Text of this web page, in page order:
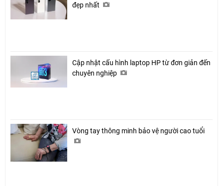
đẹp nhất
Cập nhật cấu hình laptop HP từ đơn giản đến
chuyên nghiệp
Vòng tay thông minh bảo vệ người cao tuổi